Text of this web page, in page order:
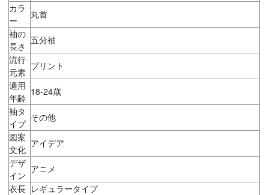
カラ
ー
丸首
袖の
長さ
五分袖
流行
元素
プリント
適用
年齢
18-24歳
袖タ
イプ
その他
図案
文化
アイデア
デザ
イン
アニメ
衣長 レギュラータイプ